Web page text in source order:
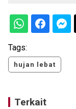
Tags:
hujan lebat
Terkait